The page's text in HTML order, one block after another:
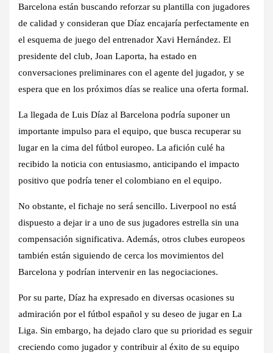
Barcelona están buscando reforzar su plantilla con jugadores
de calidad y consideran que Díaz encajaría perfectamente en
el esquema de juego del entrenador Xavi Hernández. El
presidente del club, Joan Laporta, ha estado en
conversaciones preliminares con el agente del jugador, y se
espera que en los próximos días se realice una oferta formal.
La llegada de Luis Díaz al Barcelona podría suponer un
importante impulso para el equipo, que busca recuperar su
lugar en la cima del fútbol europeo. La afición culé ha
recibido la noticia con entusiasmo, anticipando el impacto
positivo que podría tener el colombiano en el equipo.
No obstante, el fichaje no será sencillo. Liverpool no está
dispuesto a dejar ir a uno de sus jugadores estrella sin una
compensación significativa. Además, otros clubes europeos
también están siguiendo de cerca los movimientos del
Barcelona y podrían intervenir en las negociaciones.
Por su parte, Díaz ha expresado en diversas ocasiones su
admiración por el fútbol español y su deseo de jugar en La
Liga. Sin embargo, ha dejado claro que su prioridad es seguir
creciendo como jugador y contribuir al éxito de su equipo